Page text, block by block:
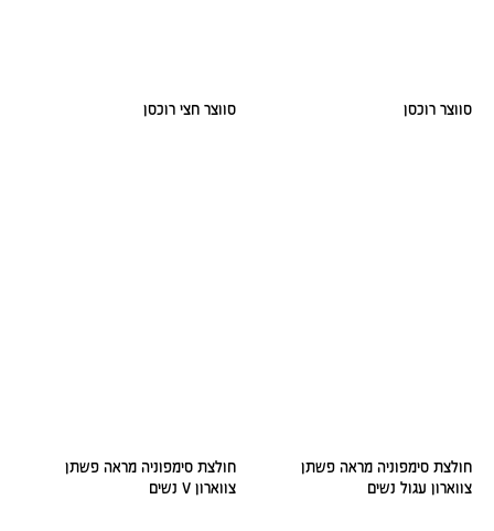
סווצר רוכסן סווצר חצי רוכסן
חולצת סימפוניה מראה פשתן
צווארון עגול נשים
חולצת סימפוניה מראה פשתן
צווארון V נשים